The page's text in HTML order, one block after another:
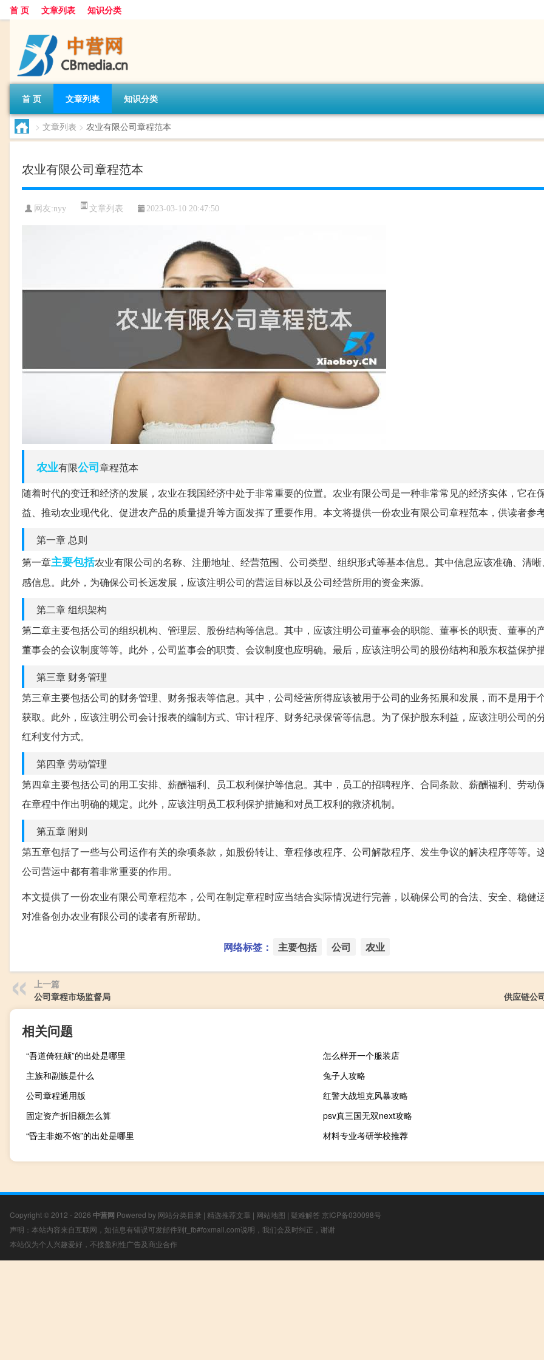
首 页 文章列表 知识分类
首 页 文章列表 知识分类
> 文章列表 > 农业有限公司章程范本
农业有限公司章程范本
网友:nyy 文章列表 2023-03-10 20:47:50
农业有限公司章程范本
随着时代的变迁和经济的发展，农业在我国经济中处于非常重要的位置。农业有限公司是一种非常常见的经济实体，它在
益、推动农业现代化、促进农产品的质量提升等方面发挥了重要作用。本文将提供一份农业有限公司章程范本，供读者参
第一章 总则
第一章主要包括农业有限公司的名称、注册地址、经营范围、公司类型、组织形式等基本信息。其中信息应该准确、清
感信息。此外，为确保公司长远发展，应该注明公司的营运目标以及公司经营所用的资金来源。
第二章 组织架构
第二章主要包括公司的组织机构、管理层、股份结构等信息。其中，应该注明公司董事会的职能、董事长的职责、董事的
董事会的会议制度等等。此外，公司监事会的职责、会议制度也应明确。最后，应该注明公司的股份结构和股东权益保护
第三章 财务管理
第三章主要包括公司的财务管理、财务报表等信息。其中，公司经营所得应该被用于公司的业务拓展和发展，而不是用于
获取。此外，应该注明公司会计报表的编制方式、审计程序、财务纪录保管等信息。为了保护股东利益，应该注明公司的
红利支付方式。
第四章 劳动管理
第四章主要包括公司的用工安排、薪酬福利、员工权利保护等信息。其中，员工的招聘程序、合同条款、薪酬福利、劳动
在章程中作出明确的规定。此外，应该注明员工权利保护措施和对员工权利的救济机制。
第五章 附则
第五章包括了一些与公司运作有关的杂项条款，如股份转让、章程修改程序、公司解散程序、发生争议的解决程序等等。
公司营运中都有着非常重要的作用。
本文提供了一份农业有限公司章程范本，公司在制定章程时应当结合实际情况进行完善，以确保公司的合法、安全、稳健
对准备创办农业有限公司的读者有所帮助。
网络标签： 主要包括 公司 农业
上一篇
公司章程市场监督局
供应链公
相关问题
“吾道倚狂颠”的出处是哪里
怎么样开一个服装店
主族和副族是什么
兔子人攻略
公司章程通用版
红警大战坦克风暴攻略
固定资产折旧额怎么算
psv真三国无双next攻略
“昏主非姬不饱”的出处是哪里
材料专业考研学校推荐
Copyright © 2012 - 2026 中营网 Powered by 网站分类目录 | 精选推荐文章 | 网站地图 | 疑难解答 京ICP备030098号
声明：本站内容来自互联网，如信息有错误可发邮件到f_fb#foxmail.com说明，我们会及时纠正，谢谢
本站仅为个人兴趣爱好，不接盈利性广告及商业合作